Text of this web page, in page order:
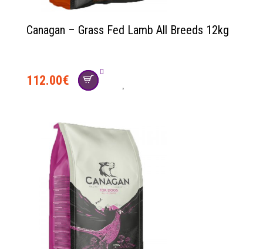
Canagan – Grass Fed Lamb All Breeds 12kg
112.00€